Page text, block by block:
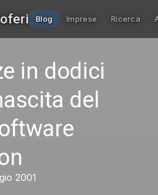
Blog Imprese Ricerca
in dodici
del
2001